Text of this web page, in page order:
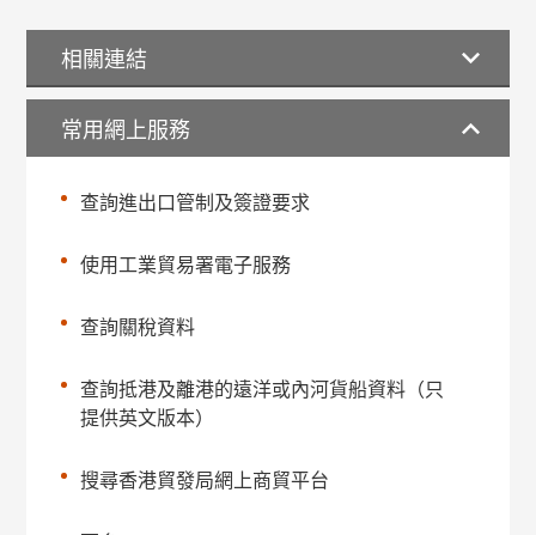
相關連結
常用網上服務
查詢進出口管制及簽證要求
使用工業貿易署電子服務
查詢關稅資料
查詢抵港及離港的遠洋或內河貨船資料（只
提供英文版本）
搜尋香港貿發局網上商貿平台